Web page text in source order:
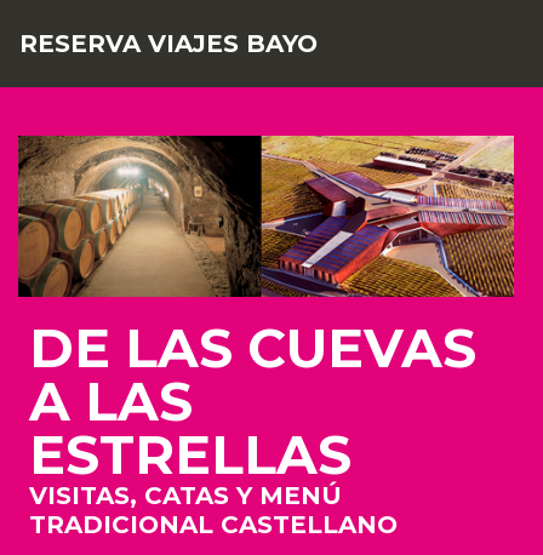
RESERVA VIAJES BAYO
DE LAS CUEVAS
A LAS
ESTRELLAS
VISITAS, CATAS Y MENÚ
TRADICIONAL CASTELLANO